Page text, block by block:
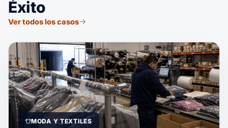
Éxito
Ver todos los casos
MODA Y TEXTILES